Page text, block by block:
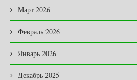
Март 2026
Февраль 2026
Январь 2026
Декабрь 2025